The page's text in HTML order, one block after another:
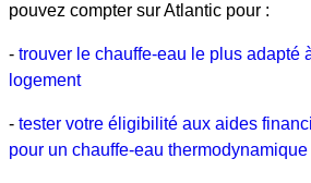
pouvez compter sur Atlantic pour :
- trouver le chauffe-eau le plus adapté
logement
- tester votre éligibilité aux aides
pour un chauffe-eau thermodynamique